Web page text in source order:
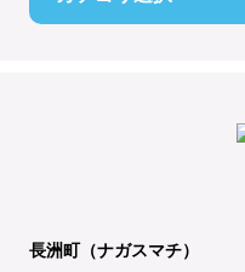
長洲町（ナガスマチ）